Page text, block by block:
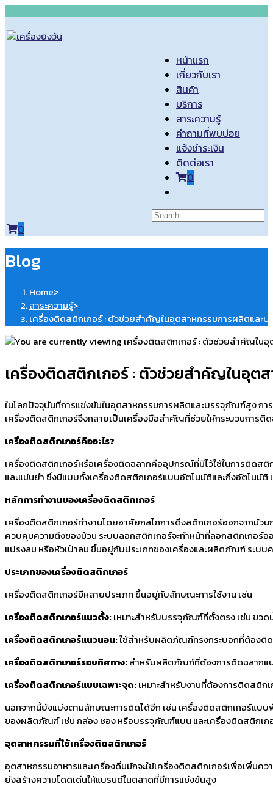
content
หน้าแรก
เกี่ยวกับเรา
สินค้า
บริการ
สาระความรู้
คำถามที่พบบ่อย
แจ้งชำระเงิน
ติดต่อเรา
0
website
search
0
Blog
Home>
สาระความรู้>
เครื่องติดสติกเกอร์ : ตัวช่วยสำคัญในอุตสาหกรรมการผลิตและ
เครื่องติดสติกเกอร์ : ตัวช่วยสำคัญในอุ
ในโลกปัจจุบันที่การแข่งขันในอุตสาหกรรมการผลิตและบรรจุภัณฑ์สูง
เครื่องติดสติกเกอร์จึงกลายเป็นเครื่องมือสำคัญที่ช่วยให้กระบวนการ
เครื่องติดสติกเกอร์คืออะไร?
เครื่องติดสติกเกอร์หรือเครื่องติดฉลากคืออุปกรณ์ที่มีไว้ใช้ในการติดส
และแม่นยำ ซึ่งมีแบบทั้งเครื่องติดสติกเกอร์แบบอัตโนมัติและกึ่งอัตโนมั
หลักการทำงานของเครื่องติดสติกเกอร์
เครื่องติดสติกเกอร์ทำงานโดยอาศัยกลไกการดึงสติกเกอร์ออกจากม้
ควบคุมความตึงของม้วน ระบบลอกสติกเกอร์จะทำหน้าที่ลอกสติกเกอร์
แปรงลม หรือหัวเป่าลม ขึ้นอยู่กับประเภทของเครื่องและผลิตภัณฑ์ ระบบ
ประเภทของเครื่องติดสติกเกอร์
เครื่องติดสติกเกอร์มีหลายประเภท ขึ้นอยู่กับลักษณะการใช้งาน เช่น
เครื่องติดสติกเกอร์แนวตั้ง:เหมาะสำหรับบรรจุภัณฑ์ที่ตั้งตรง เช่น ขวด
เครื่องติดสติกเกอร์แนวนอน:ใช้สำหรับผลิตภัณฑ์ทรงกระบอกที่ต้องติ
เครื่องติดสติกเกอร์รอบทิศทาง:สำหรับผลิตภัณฑ์ที่ต้องการติดฉลากแ
เครื่องติดสติกเกอร์แบบเฉพาะจุด:เหมาะสำหรับงานที่ต้องการติดสติก
นอกจากนี้ยังแบ่งตามลักษณะการติดได้อีก เช่น เครื่องติดสติกเกอร์แบ
ของผลิตภัณฑ์ เช่น กล่อง ซอง หรือบรรจุภัณฑ์แบน และเครื่องติดสติก
อุตสาหกรรมที่ใช้เครื่องติดสติกเกอร์
อุตสาหกรรมอาหารและเครื่องดื่มมักจะใช้เครื่องติดสติกเกอร์เพื่อเพิ่ม
ยังสร้างความโดดเด่นให้แบรนด์ในตลาดที่มีการแข่งขันสูง